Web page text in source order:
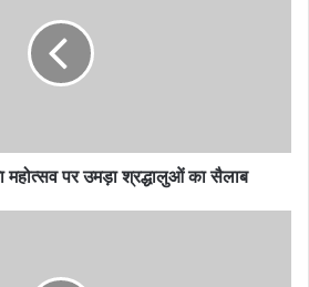
महोत्सव पर उमड़ा श्रद्धालुओं का सैलाब